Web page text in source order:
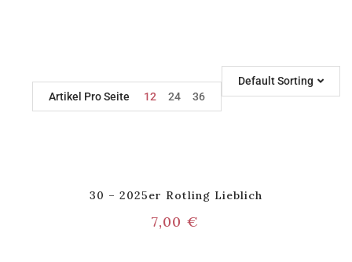
Default Sorting
Artikel Pro Seite
12 24 36
30 – 2025er Rotling Lieblich
7,00€